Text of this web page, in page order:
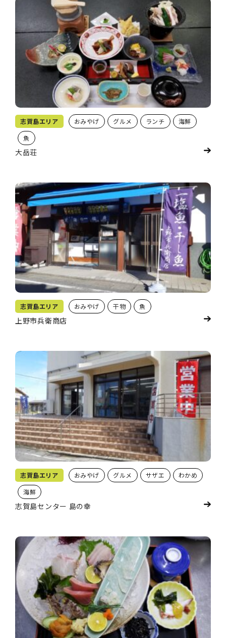
志賀島エリア おみやげ グルメ ランチ
海鮮
魚
大岳荘
志賀島エリア おみやげ 干物 魚
上野市兵衛商店
志賀島エリア おみやげ グルメ サザエ
わかめ
海鮮
志賀島センター 島の幸